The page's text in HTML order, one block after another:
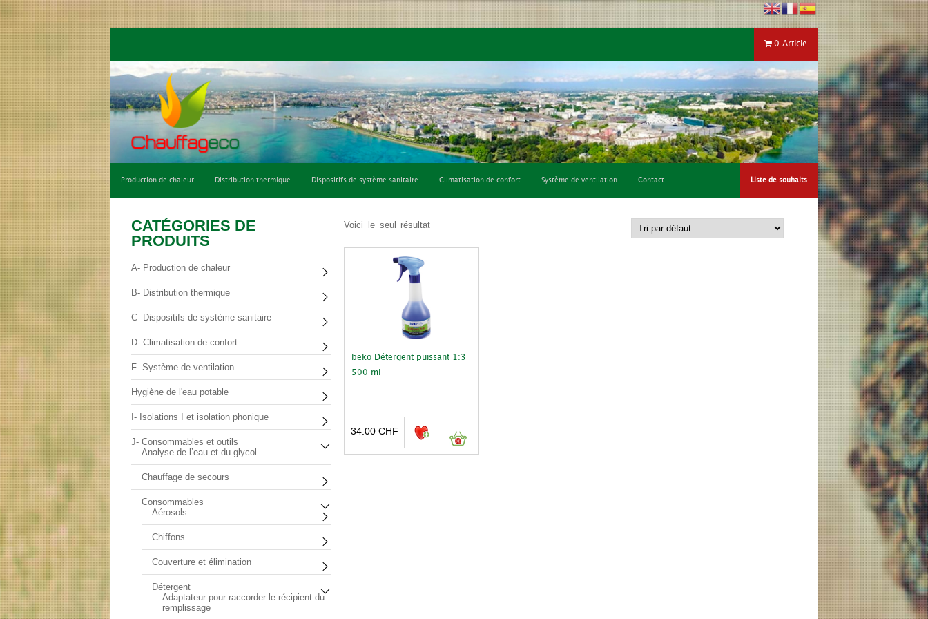
0 Article
Production de chaleur Distribution thermique Dispositifs de système sanitaire Climatisation de confort Système de ventilation Contact Liste de souhaits
CATÉGORIES DE
PRODUITS
A- Production de chaleur
B- Distribution thermique
C- Dispositifs de système sanitaire
D- Climatisation de confort
F- Système de ventilation
Hygiène de l'eau potable
I- Isolations I et isolation phonique
J- Consommables et outils
Analyse de l’eau et du glycol
Chauffage de secours
Consommables
Aérosols
Chiffons
Couverture et élimination
Détergent
Adaptateur pour raccorder le récipient du
remplissage
Voici le seul résultat
beko Détergent puissant 1:3
500 ml
34.00 CHF